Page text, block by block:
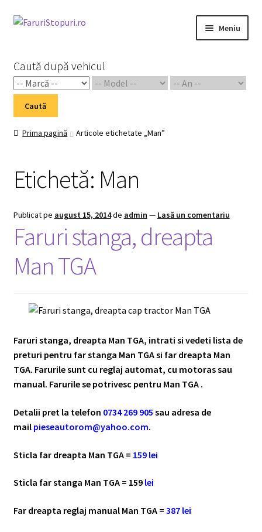
Sari
Sari
Meniu
Cart
Checkout
My Account
Piese Auto 2
Shop
Caută după vehicul
Caută
Prima pagină Articole etichetate „Man”
Etichetă: Man
Publicat pe august 15, 2014de admin — Lasă un comentariu
Faruri stanga, dreapta
Man TGA
Faruri stanga, dreapta Man TGA, intrati si vedeti lista de
preturi pentru far stanga Man TGA si far dreapta Man
TGA. Farurile sunt cu reglaj automat, cu motoras sau
manual. Farurile se potrivesc pentru Man TGA .
Detalii pret la telefon 0734 269 905 sau adresa de
mail pieseautorom@yahoo.com.
Sticla far dreapta Man TGA = 159 lei
Sticla far stanga Man TGA = 159 lei
Far dreapta reglaj manual Man TGA = 387lei